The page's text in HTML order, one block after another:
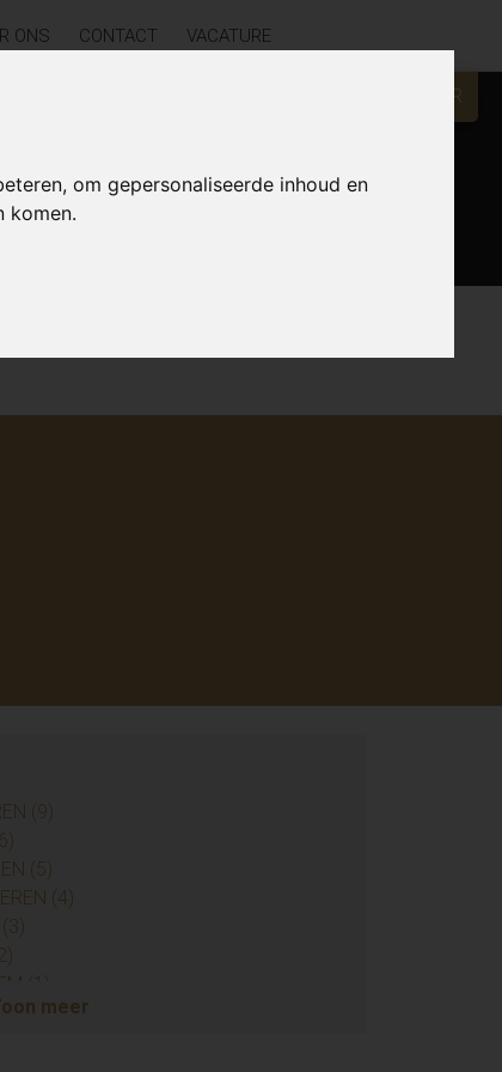
om gepersonaliseerde inhoud en
komen.
ONS CONTACT VACATURE
KLIK HIER
(9)
(5)
(4)
(1)
(1)
meer